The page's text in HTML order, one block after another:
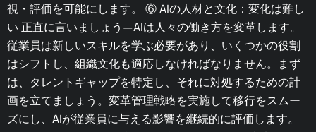
視・評価を可能にします。 ⑥ AIの人材と文化：変化は難し
い 正直に言いましょう—AIは人々の働き方を変革します。
従業員は新しいスキルを学ぶ必要があり、いくつかの役割
はシフトし、組織文化も適応しなければなりません。まず
は、タレントギャップを特定し、それに対処するための計
画を立てましょう。変革管理戦略を実施して移行をスムー
ズにし、AIが従業員に与える影響を継続的に評価します。